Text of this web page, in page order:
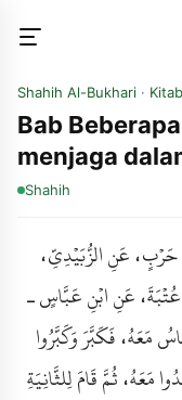
Shahih Al-Bukhari ·
Bab
menjaga
Shahih
حَرْبٍ، عَنِ الزُّبَيْدِيِّ،
عَنِ ابْنِ عَبَّاسٍ ـ
مَعَهُ، فَكَبَّرَ وَكَبَّرُوا
ثُمَّ قَامَ لِلثَّانِيَةِ